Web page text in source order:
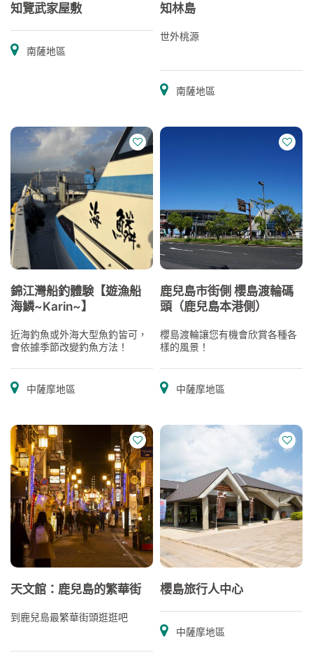
知覽武家屋敷
南薩地區
知林島
世外桃源
南薩地區
錦江灣船釣體験【遊漁船
海鱗~Karin~】
近海釣魚或外海大型魚釣皆可，
會依據季節改變釣魚方法！
中薩摩地區
鹿兒島市街側 櫻島渡輪碼
頭（鹿兒島本港側）
櫻島渡輪讓您有機會欣賞各種各
樣的風景！
中薩摩地區
天文館：鹿兒島的繁華街
到鹿兒島最繁華街頭逛逛吧
櫻島旅行人中心
中薩摩地區